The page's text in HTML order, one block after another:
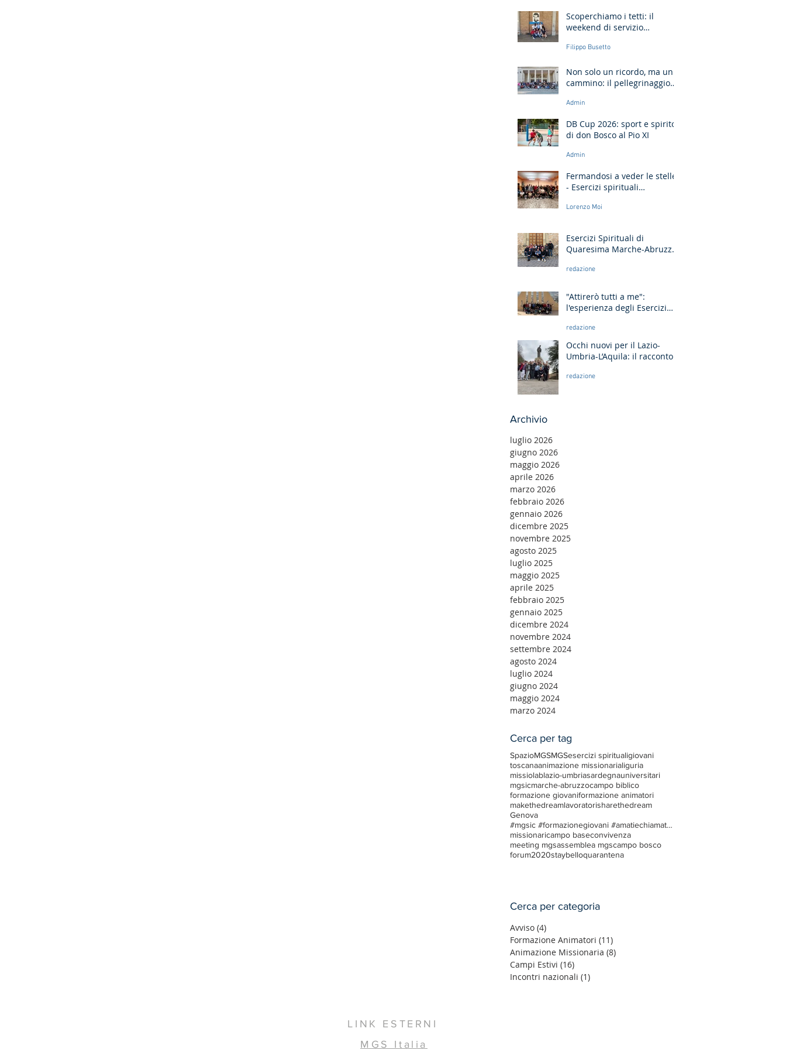
Scoperchiamo i tetti: il
weekend di servizio
Filippo Busetto
Non solo un ricordo, ma un
cammino: il pellegrinaggio
Admin
DB Cup 2026: sport e spirito
di don Bosco al Pio XI
Admin
Fermandosi a veder le stelle
- Esercizi spirituali
Lorenzo Moi
Esercizi Spirituali di
Quaresima Marche-Abruzzo:
me!"
redazione
"Attirerò tutti a me":
l'esperienza degli Esercizi
Toscana e GR Discernimento
redazione
Occhi nuovi per il Lazio-
Umbria-L’Aquila: il racconto
a Fiuggi
redazione
Archivio
luglio 2026
giugno 2026
maggio 2026
aprile 2026
marzo 2026
febbraio 2026
gennaio 2026
dicembre 2025
novembre 2025
agosto 2025
luglio 2025
maggio 2025
aprile 2025
febbraio 2025
gennaio 2025
dicembre 2024
novembre 2024
settembre 2024
agosto 2024
luglio 2024
giugno 2024
maggio 2024
marzo 2024
Cerca per tag
SpazioMGSMGSesercizi spiritualigiovani
toscanaanimazione missionarialiguria
missiolablazio-umbriasardegnauniversitari
mgsicmarche-abruzzocampo biblico
formazione giovaniformazione animatori
makethedreamlavoratorisharethedream
Genova
#mgsic #formazionegiovani #amatiechiamati #makethedream
missionaricampo baseconvivenza
meeting mgsassemblea mgscampo bosco
forum2020staybelloquarantena
Cerca per categoria
Avviso (4)
Formazione Animatori (11)
Animazione Missionaria (8)
Campi Estivi (16)
Incontri nazionali (1)
LINK ESTERNI
MGS Italia